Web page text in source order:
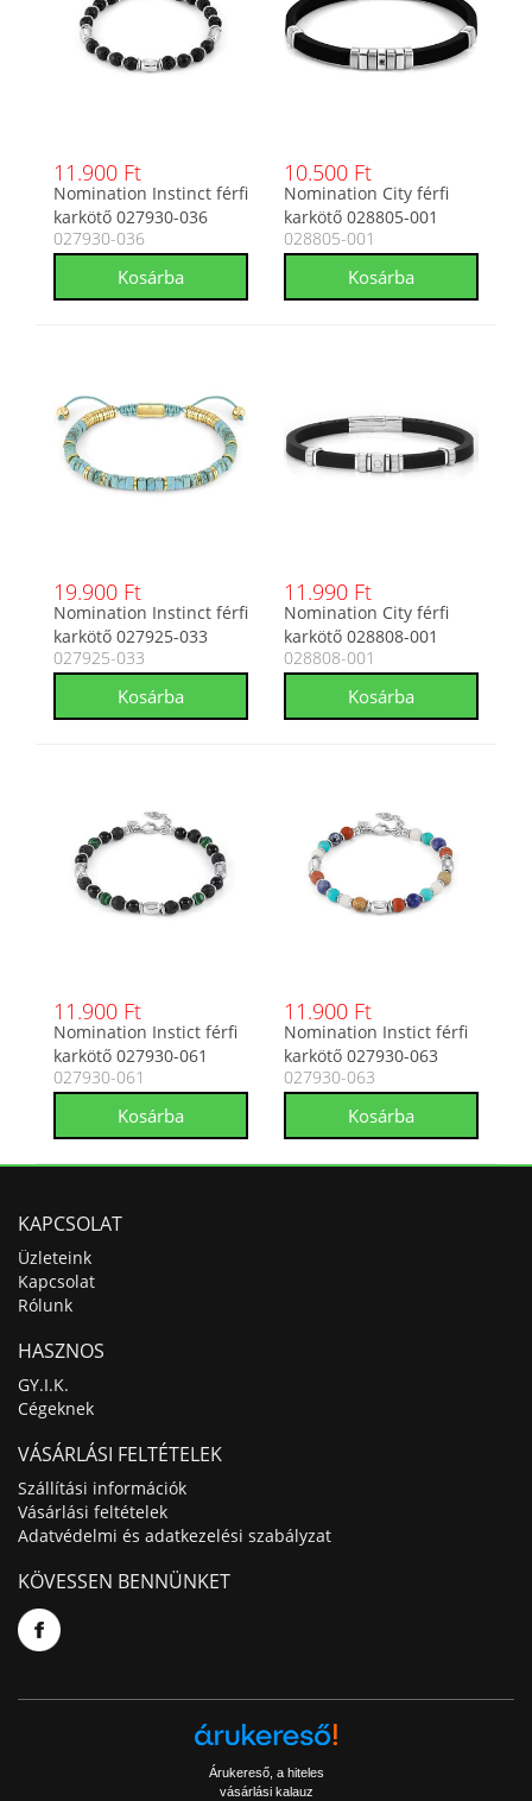
11.900 Ft
Nomination Instinct férfi
karkötő 027930-036
027930-036
10.500 Ft
Nomination City férfi
karkötő 028805-001
028805-001
19.900 Ft
Nomination Instinct férfi
karkötő 027925-033
027925-033
11.990 Ft
Nomination City férfi
karkötő 028808-001
028808-001
11.900 Ft
Nomination Instict férfi
karkötő 027930-061
027930-061
11.900 Ft
Nomination Instict férfi
karkötő 027930-063
027930-063
KAPCSOLAT
Üzleteink
Kapcsolat
Rólunk
HASZNOS
GY.I.K.
Cégeknek
VÁSÁRLÁSI FELTÉTELEK
Szállítási információk
Vásárlási feltételek
Adatvédelmi és adatkezelési szabályzat
KÖVESSEN BENNÜNKET
Árukereső, a hiteles
vásárlási kalauz